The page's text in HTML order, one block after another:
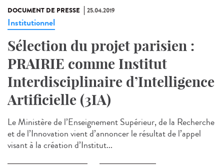
DOCUMENT DE PRESSE 25.04.2019
Institutionnel
Sélection du projet parisien :
PRAIRIE comme Institut
Interdisciplinaire d’Intelligence
Artificielle (3IA)
Le Ministère de l’Enseignement Supérieur, de la Recherche
et de l’Innovation vient d’annoncer le résultat de l’appel
visant à la création d’Institut...